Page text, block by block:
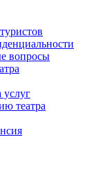
вопросы
услуг
театра